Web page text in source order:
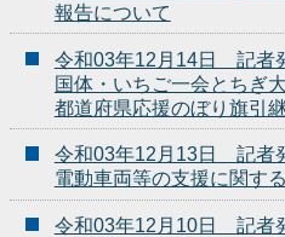
報告について
令和03年12月14日 記者
国体・いちご一会とちぎ
都道府県応援のぼり旗引
令和03年12月13日 記者
電動車両等の支援に関す
令和03年12月10日 記者